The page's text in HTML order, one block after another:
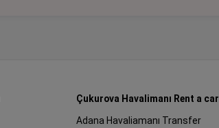
Çukurova Havalimanı Rent a car
Adana Havaliamanı Transfer